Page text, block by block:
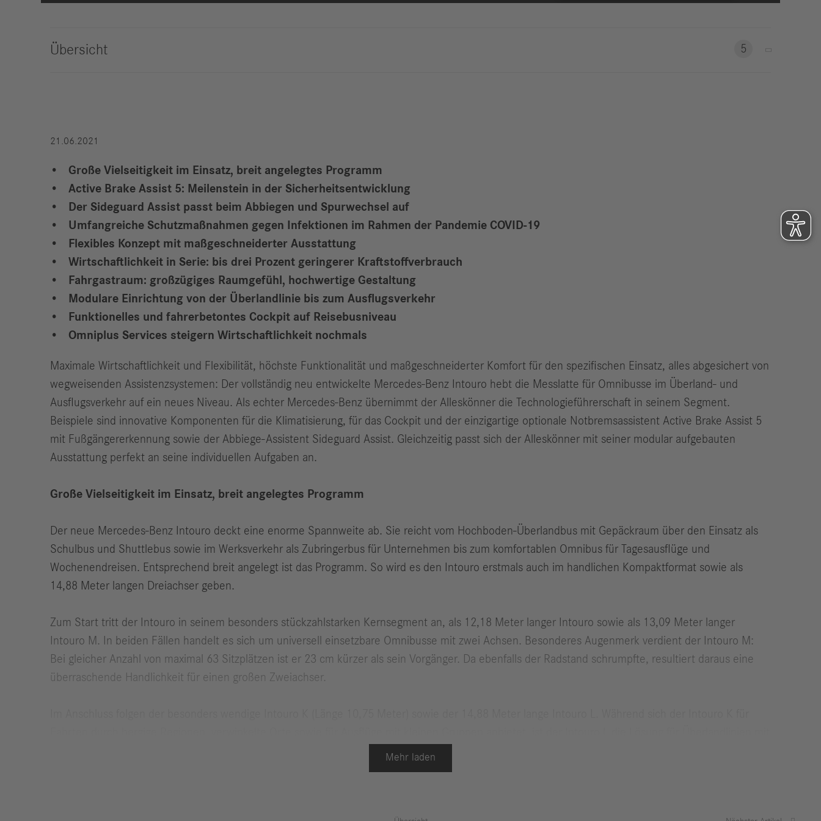
Standorte
Berichte Meldungen
Absolventen
Schüler
Wer wir sind
Benefits
Jobs
Medienkontakte
Übersicht 5
21.06.2021
Große Vielseitigkeit im Einsatz, breit angelegtes Programm
Active Brake Assist 5: Meilenstein in der Sicherheitsentwicklung
Der Sideguard Assist passt beim Abbiegen und Spurwechsel auf
Umfangreiche Schutzmaßnahmen gegen Infektionen im Rahmen der Pandemie COVID-19
Flexibles Konzept mit maßgeschneiderter Ausstattung
Wirtschaftlichkeit in Serie: bis drei Prozent geringerer Kraftstoffverbrauch
Fahrgastraum: großzügiges Raumgefühl, hochwertige Gestaltung
Modulare Einrichtung von der Überlandlinie bis zum Ausflugsverkehr
Funktionelles und fahrerbetontes Cockpit auf Reisebusniveau
Omniplus Services steigern Wirtschaftlichkeit nochmals
Maximale Wirtschaftlichkeit und Flexibilität, höchste Funktionalität und maßgeschneiderter Komfort für den spezifischen Einsatz, alles abgesichert von
wegweisenden Assistenzsystemen: Der vollständig neu entwickelte Mercedes-Benz Intouro hebt die Messlatte für Omnibusse im Überland- und
Ausflugsverkehr auf ein neues Niveau. Als echter Mercedes-Benz übernimmt der Alleskönner die Technologieführerschaft in seinem Segment.
Beispiele sind innovative Komponenten für die Klimatisierung, für das Cockpit und der einzigartige optionale Notbremsassistent Active Brake Assist 5
mit Fußgängererkennung sowie der Abbiege-Assistent Sideguard Assist. Gleichzeitig passt sich der Alleskönner mit seiner modular aufgebauten
Ausstattung perfekt an seine individuellen Aufgaben an.
Große Vielseitigkeit im Einsatz, breit angelegtes Programm
Der neue Mercedes-Benz Intouro deckt eine enorme Spannweite ab. Sie reicht vom Hochboden-Überlandbus mit Gepäckraum über den Einsatz als
Schulbus und Shuttlebus sowie im Werksverkehr als Zubringerbus für Unternehmen bis zum komfortablen Omnibus für Tagesausflüge und
Wochenendreisen. Entsprechend breit angelegt ist das Programm. So wird es den Intouro erstmals auch im handlichen Kompaktformat sowie als
14,88 Meter langen Dreiachser geben.
Zum Start tritt der Intouro in seinem besonders stückzahlstarken Kernsegment an, als 12,18 Meter langer Intouro sowie als 13,09 Meter langer
Intouro M. In beiden Fällen handelt es sich um universell einsetzbare Omnibusse mit zwei Achsen. Besonderes Augenmerk verdient der Intouro M:
Bei gleicher Anzahl von maximal 63 Sitzplätzen ist er 23 cm kürzer als sein Vorgänger. Da ebenfalls der Radstand schrumpfte, resultiert daraus eine
überraschende Handlichkeit für einen großen Zweiachser.
Mehr laden